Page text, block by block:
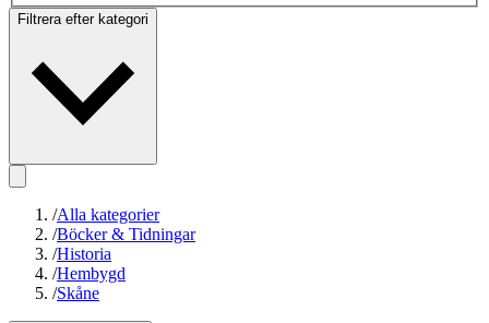
Filtrera efter kategori
/Alla kategorier
/Böcker & Tidningar
/Historia
/Hembygd
/Skåne